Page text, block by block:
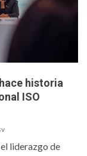
historia
ISO
liderazgo de